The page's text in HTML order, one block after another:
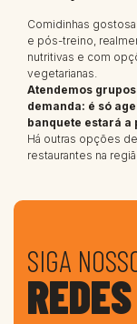
Comidinhas
e pós-treino,
nutritivas e com
vegetarianas.
Atendemos
demanda: é só
banquete estará a
Há outras opções de
restaurantes na
SIGA